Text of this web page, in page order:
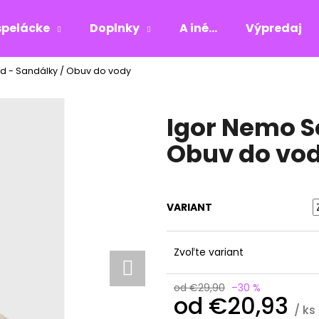
Doplnky A iné... Výpredaj
- Sandálky / Obuv do vody
Igor Nemo
Obuv do
VARIANT
Zvoľte variant
od €29,90 –30 %
od €20,93 / ks
Čo potrebujete nájsť?
HĽADAŤ